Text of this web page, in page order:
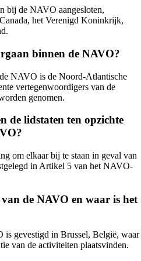
bij de NAVO aangesloten,
het Verenigd Koninkrijk,
binnen de NAVO?
NAVO is de Noord-Atlantische
vertegenwoordigers van de
genomen.
de lidstaten ten opzichte
om elkaar bij te staan in geval van
in Artikel 5 van het NAVO-
de NAVO en waar is het
gevestigd in Brussel, België, waar
van de activiteiten plaatsvinden.